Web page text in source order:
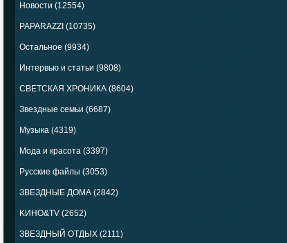
Новости (12554)
PAPARAZZI (10735)
Остальное (9934)
Интервью и статьи (9808)
СВЕТСКАЯ ХРОНИКА (8604)
Звездные семьи (6687)
Музыка (4319)
Мода и красота (3397)
Русские файлы (3053)
ЗВЕЗДНЫЕ ДОМА (2842)
KИНО&TV (2652)
ЗВЕЗДНЫЙ ОТДЫХ (2111)